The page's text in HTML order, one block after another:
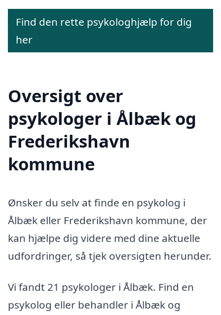
Find den rette psykologhjælp for dig
her
Oversigt over
psykologer i Ålbæk og
Frederikshavn
kommune
Ønsker du selv at finde en psykolog i
Ålbæk eller Frederikshavn kommune, der
kan hjælpe dig videre med dine aktuelle
udfordringer, så tjek oversigten herunder.
Vi fandt 21 psykologer i Ålbæk. Find en
psykolog eller behandler i Ålbæk og